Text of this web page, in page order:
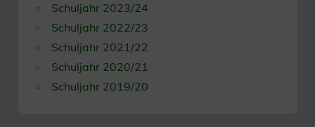
Schuljahr 2023/24
Schuljahr 2022/23
Schuljahr 2021/22
Schuljahr 2020/21
Schuljahr 2019/20